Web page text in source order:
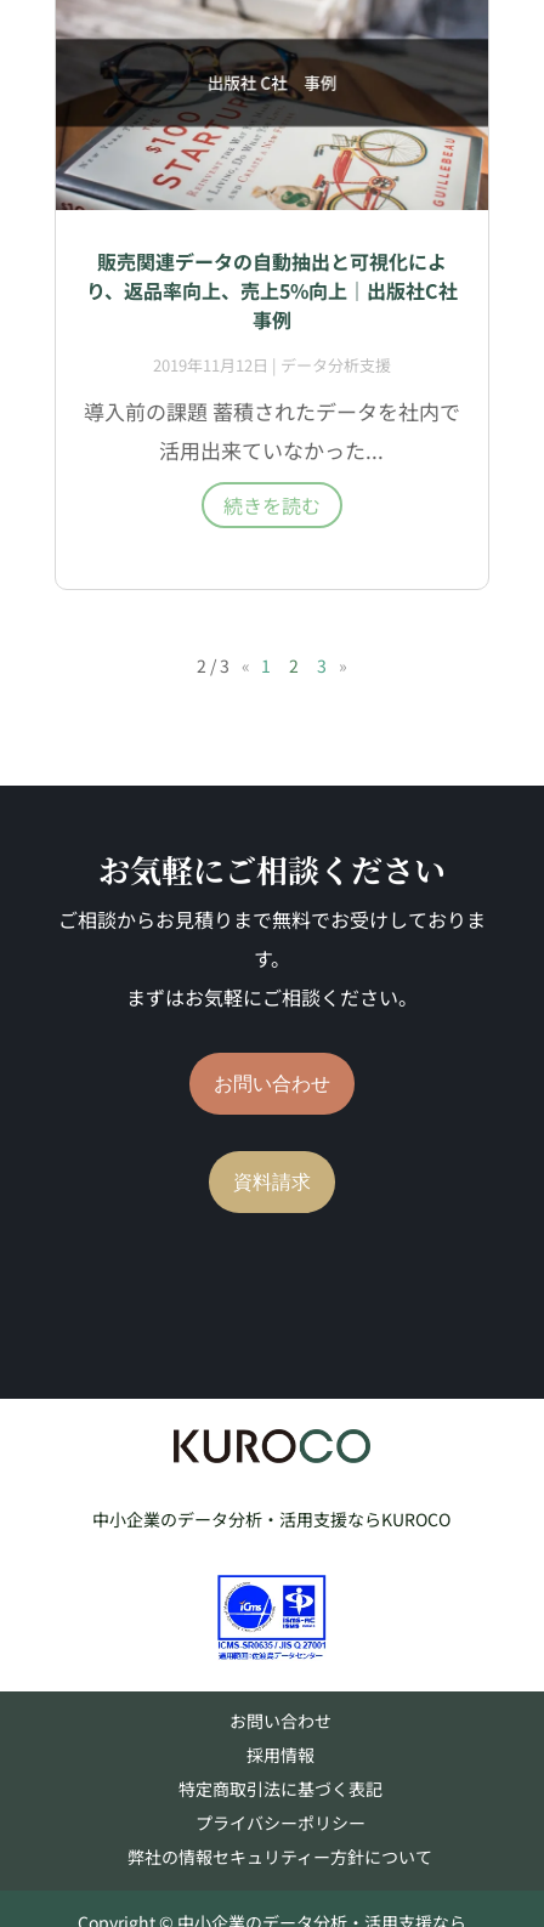
販売関連データの自動抽出と可視化によ
り、返品率向上、売上5%向上｜出版社C社
事例
2019年11月12日 | データ分析支援
導入前の課題 蓄積されたデータを社内で
活用出来ていなかった...
続きを読む
2 / 3 « 1 2 3 »
お気軽にご相談ください
ご相談からお見積りまで無料でお受けしておりま
す。
まずはお気軽にご相談ください。
お問い合わせ
資料請求
中小企業のデータ分析・活用支援ならKUROCO
お問い合わせ
採用情報
特定商取引法に基づく表記
プライバシーポリシー
弊社の情報セキュリティー方針について